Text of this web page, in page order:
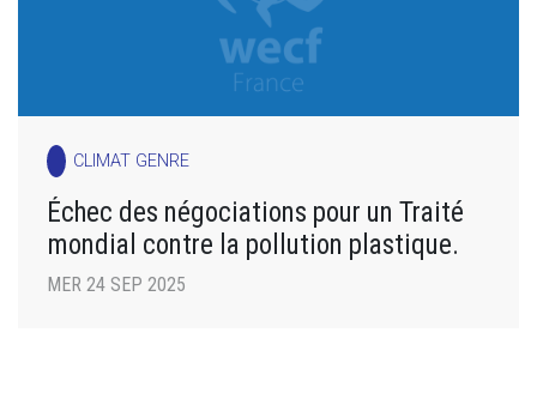
CLIMAT GENRE
Échec des négociations pour un Traité
mondial contre la pollution plastique.
MER 24 SEP 2025